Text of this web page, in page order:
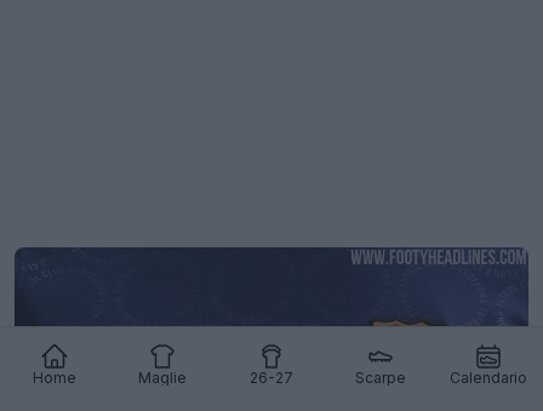
Home Maglie 26-27 Scarpe Calendario